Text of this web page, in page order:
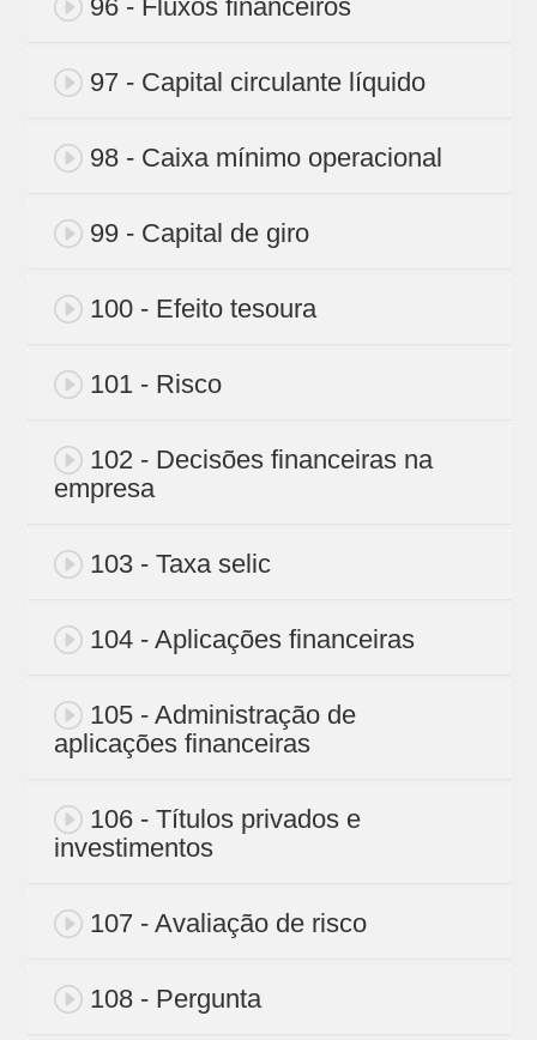
96 - Fluxos financeiros
97 - Capital circulante líquido
98 - Caixa mínimo operacional
99 - Capital de giro
100 - Efeito tesoura
101 - Risco
102 - Decisões financeiras na
empresa
103 - Taxa selic
104 - Aplicações financeiras
105 - Administração de
aplicações financeiras
106 - Títulos privados e
investimentos
107 - Avaliação de risco
108 - Pergunta